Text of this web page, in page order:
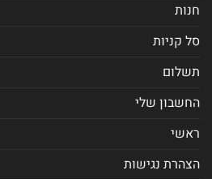
חנות
סל קניות
תשלום
החשבון שלי
ראשי
הצהרת נגישות